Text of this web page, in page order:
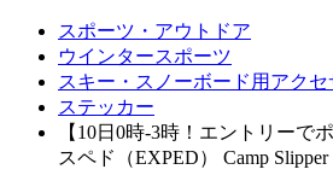
スポーツ・アウトドア
ウインタースポーツ
スキー・スノーボード用アクセ
ステッカー
【10日0時-3時！エントリーで
スペド（EXPED） Camp Slipper